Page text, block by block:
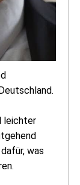
leichter
was